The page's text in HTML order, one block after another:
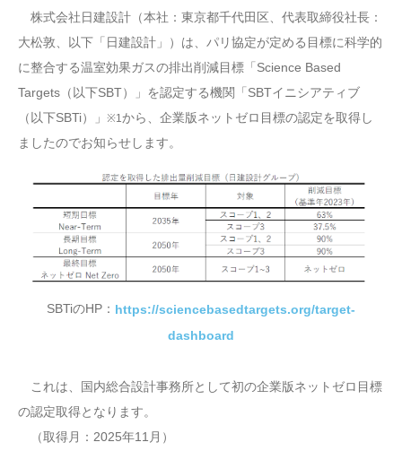
株式会社日建設計（本社：東京都千代田区、代表取締役社長：
大松敦、以下「日建設計」）は、パリ協定が定める目標に科学的
に整合する温室効果ガスの排出削減目標「Science Based
Targets（以下SBT）」を認定する機関「SBTイニシアティブ
（以下SBTi）」 ※1から、企業版ネットゼロ目標の認定を取得し
ましたのでお知らせします。
SBTiのHP： https://sciencebasedtargets.org/target-
dashboard
これは、国内総合設計事務所として初の企業版ネットゼロ目標
の認定取得となります。
（取得月：2025年11月）